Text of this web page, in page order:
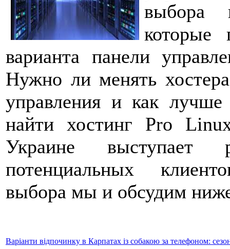
выбора
которые
варианта панели
Нужно ли менять
управления и как лучше
найти хостинг Pro
Украине выступает
потенциальных
выбора мы и обсудим
Варіанти відпочинку в Карпатах із собакою за телефоном: